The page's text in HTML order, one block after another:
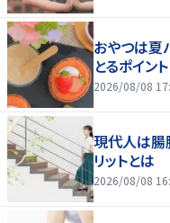
おやつは夏
とるポイン
2026/08/08
現代人は腸
リットとは
2026/08/08